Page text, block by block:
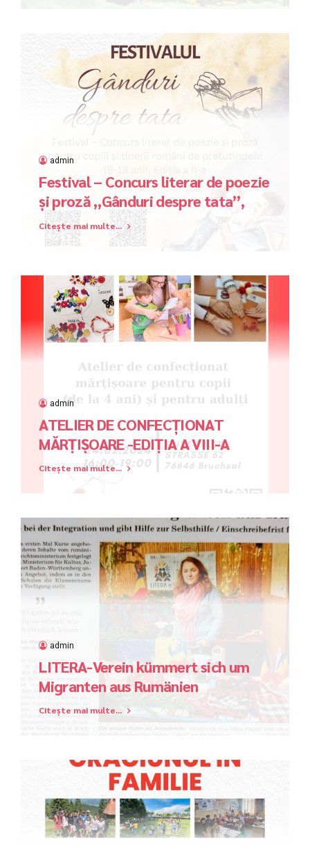
admin
Festival – Concurs literar de poezie
și proză „Gânduri despre tata”,
Ediția a II-a
Citește mai multe...
admin
ATELIER DE CONFECȚIONAT
MĂRȚIȘOARE -EDIȚIA A VIII-A
Citește mai multe...
admin
LITERA-Verein kümmert sich um
Migranten aus Rumänien
Citește mai multe...